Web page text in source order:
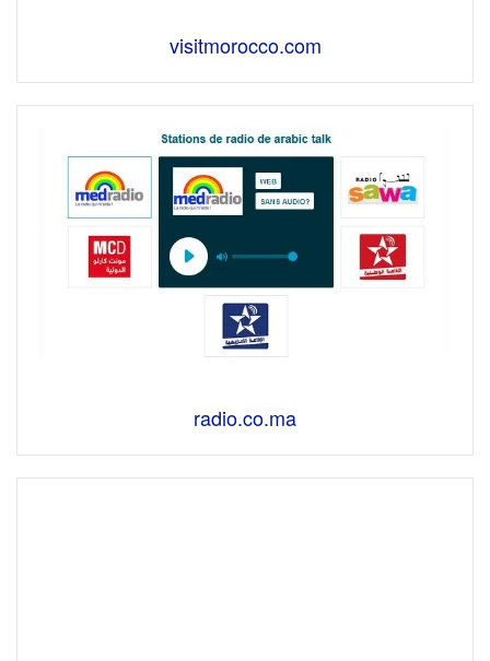
visitmorocco.com
radio.co.ma